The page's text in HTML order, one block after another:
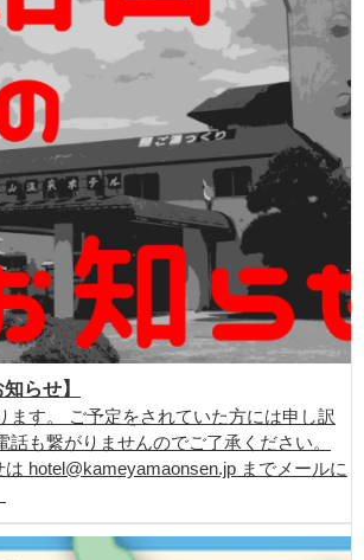
らせ】
ます。 ご予定をされていた方には申し訳
話も繋がりませんのでご了承ください。
hotel@kameyamaonsen.jp までメールに